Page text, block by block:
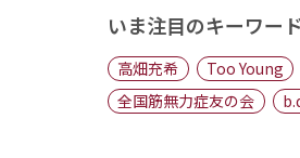
いま注目のキーワー
高畑充希 Too Young
全国筋無力症友の会